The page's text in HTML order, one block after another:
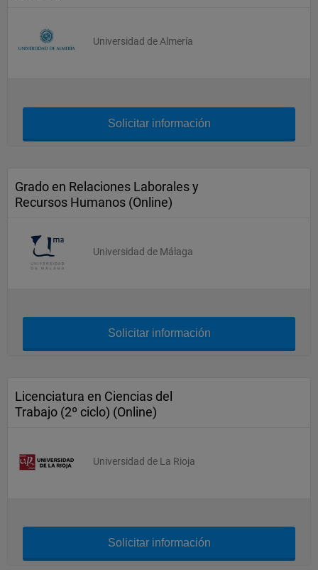
Universidad de Almería
Solicitar información
Grado en Relaciones Laborales y
Recursos Humanos (Online)
Universidad de Málaga
Solicitar información
Licenciatura en Ciencias del
Trabajo (2º ciclo) (Online)
Universidad de La Rioja
Solicitar información